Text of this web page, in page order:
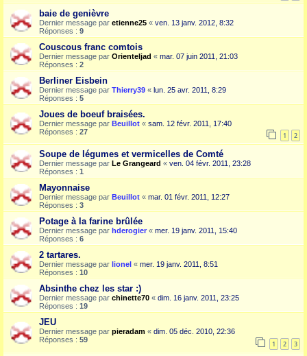
baie de genièvre
Dernier message par etienne25 « ven. 13 janv. 2012, 8:32
Réponses : 9
Couscous franc comtois
Dernier message par Orienteljad « mar. 07 juin 2011, 21:03
Réponses : 2
Berliner Eisbein
Dernier message par Thierry39 « lun. 25 avr. 2011, 8:29
Réponses : 5
Joues de boeuf braisées.
Dernier message par Beuillot « sam. 12 févr. 2011, 17:40
Réponses : 27 1 2
Soupe de légumes et vermicelles de Comté
Dernier message par Le Grangeard « ven. 04 févr. 2011, 23:28
Réponses : 1
Mayonnaise
Dernier message par Beuillot « mar. 01 févr. 2011, 12:27
Réponses : 3
Potage à la farine brûlée
Dernier message par hderogier « mer. 19 janv. 2011, 15:40
Réponses : 6
2 tartares.
Dernier message par lionel « mer. 19 janv. 2011, 8:51
Réponses : 10
Absinthe chez les star :)
Dernier message par chinette70 « dim. 16 janv. 2011, 23:25
Réponses : 19
JEU
Dernier message par pieradam « dim. 05 déc. 2010, 22:36
Réponses : 59 1 2 3